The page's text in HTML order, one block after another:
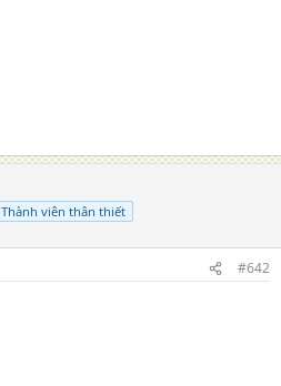
Thành viên thân thiết
#642